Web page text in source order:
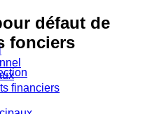
financiers
défaut de
fonciers